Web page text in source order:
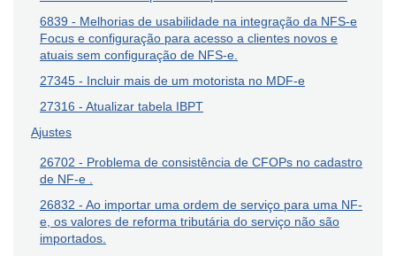
6839 - Melhorias de usabilidade na integração da NFS-e
Focus e configuração para acesso a clientes novos e
atuais sem configuração de NFS-e.
27345 - Incluir mais de um motorista no MDF-e
27316 - Atualizar tabela IBPT
Ajustes
26702 - Problema de consistência de CFOPs no cadastro
de NF-e .
26832 - Ao importar uma ordem de serviço para uma NF-
e, os valores de reforma tributária do serviço não são
importados.